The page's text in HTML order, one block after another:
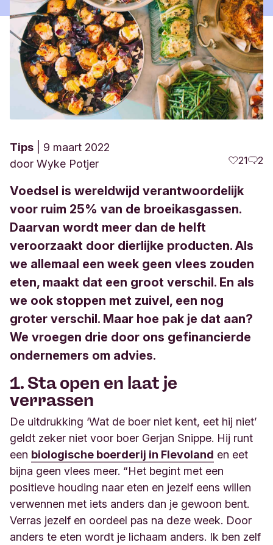
Tips
9 maart 2022
door Wyke Potjer 21 2
Voedsel is wereldwijd verantwoordelijk
voor ruim 25% van de broeikasgassen.
Daarvan wordt meer dan de helft
veroorzaakt door dierlijke producten. Als
we allemaal een week geen vlees zouden
eten, maakt dat een groot verschil. En als
we ook stoppen met zuivel, een nog
groter verschil. Maar hoe pak je dat aan?
We vroegen drie door ons gefinancierde
ondernemers om advies.
1. Sta open en laat je
verrassen
De uitdrukking ‘Wat de boer niet kent, eet hij niet’
geldt zeker niet voor boer Gerjan Snippe. Hij runt
een biologische boerderij in Flevoland en eet
bijna geen vlees meer. “Het begint met een
positieve houding naar eten en jezelf eens willen
verwennen met iets anders dan je gewoon bent.
Verras jezelf en oordeel pas na deze week. Door
anders te eten wordt je lichaam anders. Ik ben zelf